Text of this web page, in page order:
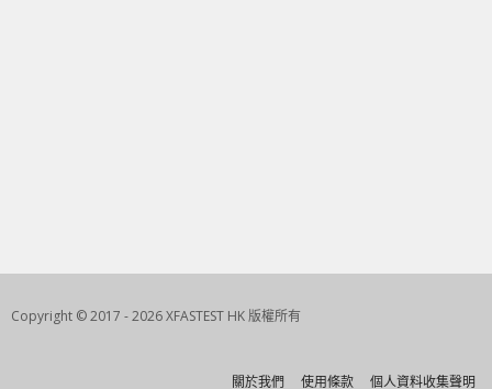
Copyright © 2017 - 2026 XFASTEST HK 版權所有
關於我們 使用條款 個人資料收集聲明